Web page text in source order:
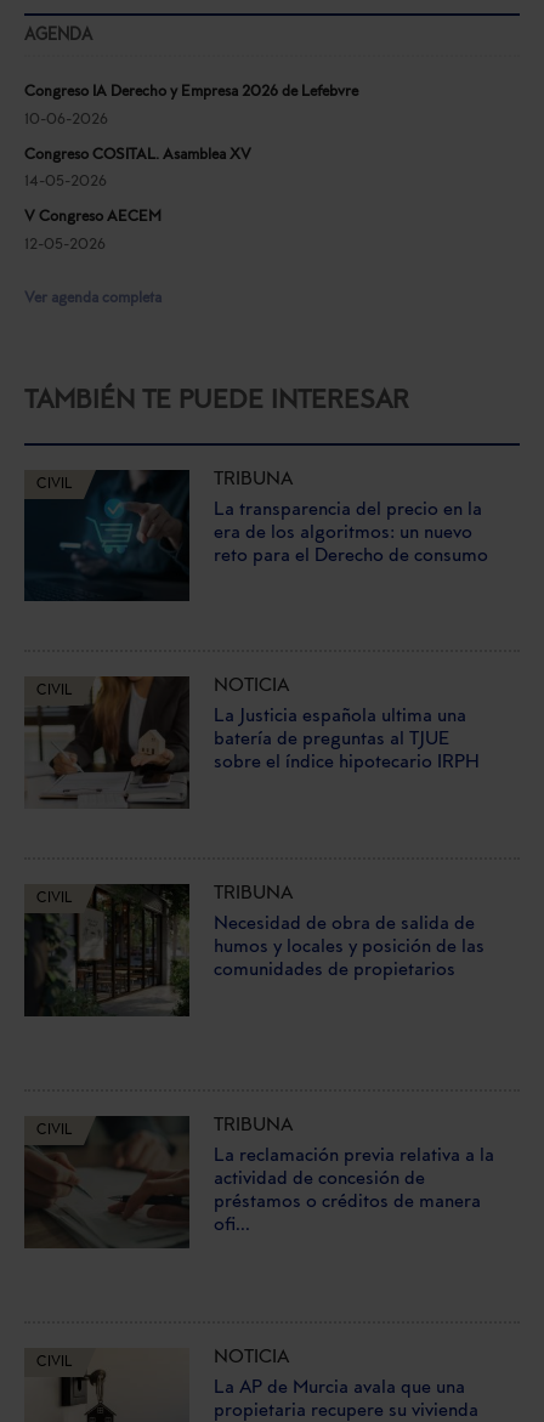
AGENDA
Congreso IA Derecho y Empresa 2026 de Lefebvre
10-06-2026
Congreso COSITAL. Asamblea XV
14-05-2026
V Congreso AECEM
12-05-2026
Ver agenda completa
TAMBIÉN TE PUEDE INTERESAR
CIVIL
TRIBUNA
La transparencia del precio en la
era de los algoritmos: un nuevo
reto para el Derecho de consumo
CIVIL
NOTICIA
La Justicia española ultima una
batería de preguntas al TJUE
sobre el índice hipotecario IRPH
CIVIL
TRIBUNA
Necesidad de obra de salida de
humos y locales y posición de las
comunidades de propietarios
CIVIL
TRIBUNA
La reclamación previa relativa a la
actividad de concesión de
préstamos o créditos de manera
ofi...
CIVIL
NOTICIA
La AP de Murcia avala que una
propietaria recupere su vivienda